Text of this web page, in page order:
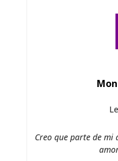
Creo que parte de